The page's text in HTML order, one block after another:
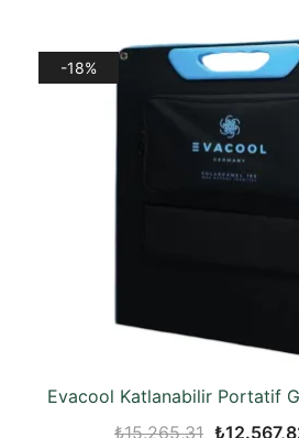
-18%
Evacool Katlanabilir Portatif
₺15.265,31 Orijinal
₺